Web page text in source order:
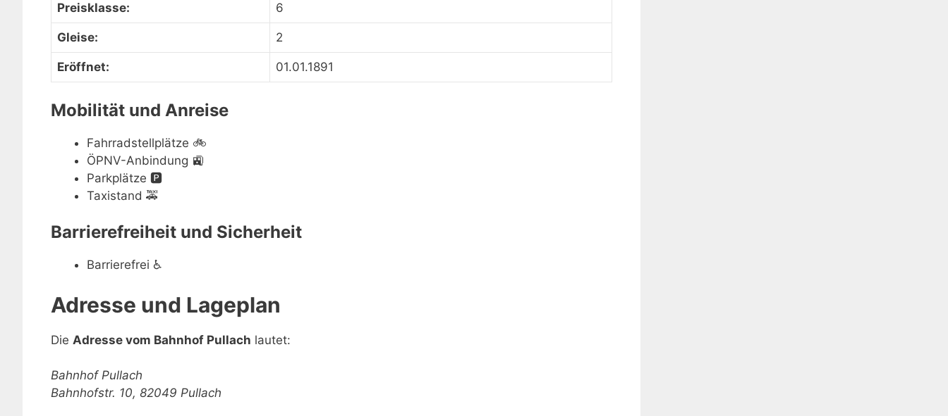
Preisklasse: 6
Gleise: 2
Eröffnet: 01.01.1891
Mobilität und Anreise
Fahrradstellplätze 🚲
ÖPNV-Anbindung 🚉
Parkplätze 🅿️
Taxistand 🚕
Barrierefreiheit und Sicherheit
Barrierefrei ♿
Adresse und Lageplan
Die Adresse vom Bahnhof Pullach lautet:
Bahnhof Pullach
Bahnhofstr. 10, 82049 Pullach